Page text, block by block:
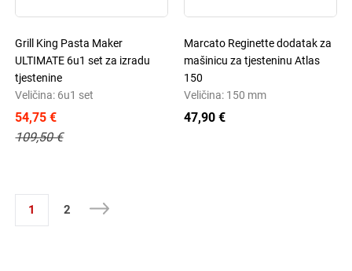
Grill King Pasta Maker
ULTIMATE 6u1 set za izradu
tjestenine
Veličina: 6u1 set
54,75 €
109,50 €
Marcato Reginette dodatak za
mašinicu za tjesteninu Atlas
150
Veličina: 150 mm
47,90 €
1 2